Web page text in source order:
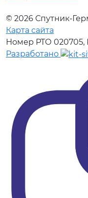
© 2026 Спутник-
Карта сайта
Номер РТО 020705,
Разработано